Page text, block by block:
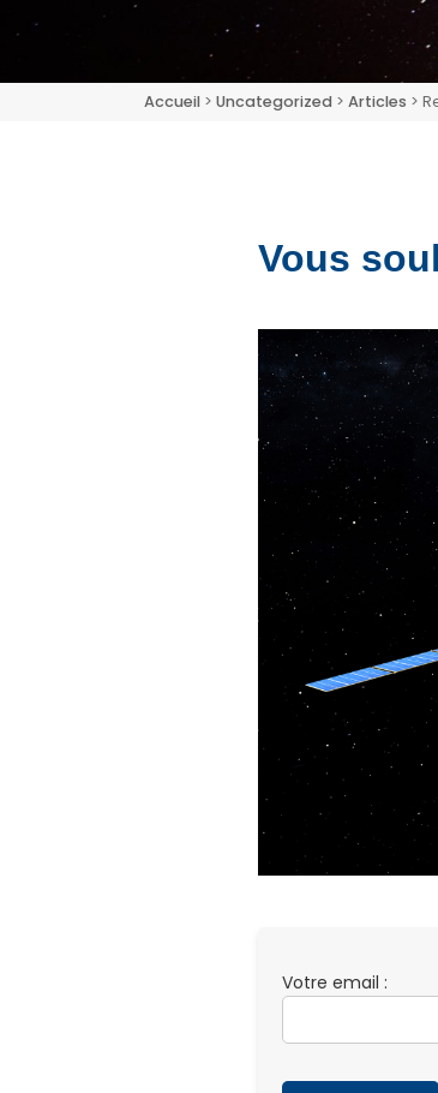
Accueil > Uncategorized > Articles >
Vous
Votre email :